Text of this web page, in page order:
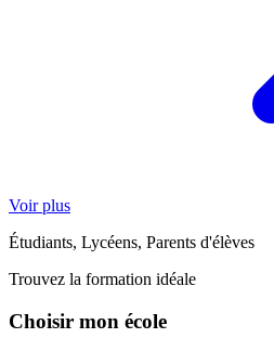
Voir plus
Étudiants, Lycéens, Parents d'élèves
Trouvez la formation idéale
Choisir mon école